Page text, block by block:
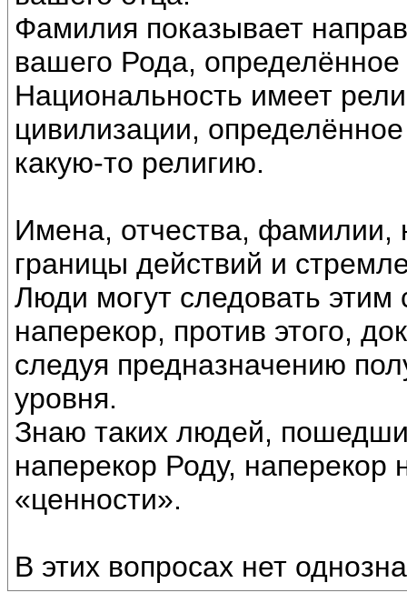
Фамилия показывает
вашего Рода,
Национальность имеет
цивилизации,
какую-то религию.
Имена, отчества, фамилии,
границы действий и
Люди могут следовать
наперекор, против этого,
следуя предназначению
уровня.
Знаю таких людей,
наперекор Роду, наперекор
«ценности».
В этих вопросах нет